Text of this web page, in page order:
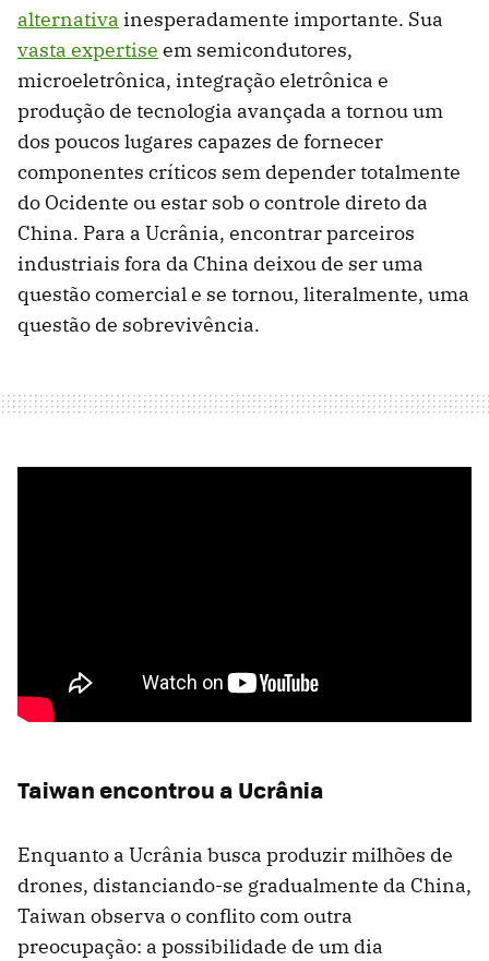
alternativa inesperadamente importante. Sua
vasta expertise em semicondutores,
microeletrônica, integração eletrônica e
produção de tecnologia avançada a tornou um
dos poucos lugares capazes de fornecer
componentes críticos sem depender totalmente
do Ocidente ou estar sob o controle direto da
China. Para a Ucrânia, encontrar parceiros
industriais fora da China deixou de ser uma
questão comercial e se tornou, literalmente, uma
questão de sobrevivência.
Taiwan encontrou a Ucrânia
Enquanto a Ucrânia busca produzir milhões de
drones, distanciando-se gradualmente da China,
Taiwan observa o conflito com outra
preocupação: a possibilidade de um dia